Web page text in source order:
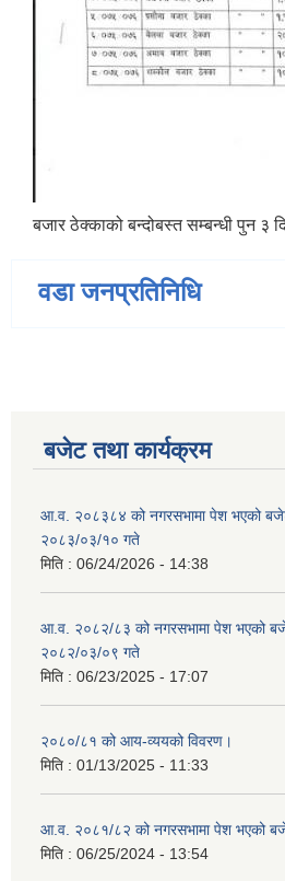
बजार ठेक्काको बन्दोबस्त सम्बन्धी पुन ३
वडा जनप्रतिनिधि
बजेट तथा कार्यक्रम
आ.व. २०८३८४ को नगरसभामा पेश भएको
२०८३/०३/१० गते
मिति : 06/24/2026 - 14:38
आ.व. २०८२/८३ को नगरसभामा पेश भएको
२०८२/०३/०९ गते
मिति : 06/23/2025 - 17:07
२०८०/८१ को आय-व्ययको विवरण।
मिति : 01/13/2025 - 11:33
आ.व. २०८१/८२ को नगरसभामा पेश भएको
मिति : 06/25/2024 - 13:54